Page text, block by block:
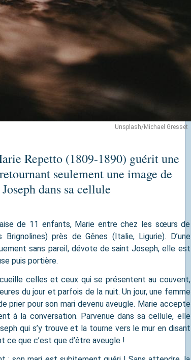
Unsplash/Michael Gresset
Repetto (1809-1890) guérit une
seulement une image de
dans sa cellule
de 11 enfants, Marie entre chez les sœurs de
près de Gênes (Italie, Ligurie). D’une
sans pareil, dévote de saint Joseph, elle est
puis portière.
celles et ceux qui se présentent au couvent,
du jour et parfois de la nuit. Un jour, une femme
prier pour son mari devenu aveugle. Marie accepte
à la conversation. Parvenue dans sa cellule, elle
qui s’y trouve et la tourne vers le mur en disant
ce que c’est que d’être aveugle !